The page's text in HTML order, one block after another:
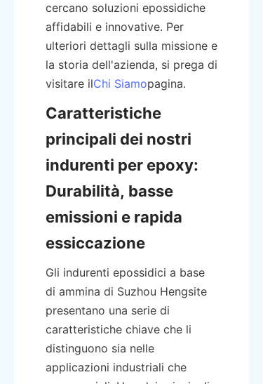
cercano soluzioni epossidiche
affidabili e innovative. Per
ulteriori dettagli sulla missione e
la storia dell'azienda, si prega di
visitare ilChi Siamopagina.
Caratteristiche
principali dei nostri
indurenti per epoxy:
Durabilità, basse
emissioni e rapida
essiccazione
Gli indurenti epossidici a base
di ammina di Suzhou Hengsite
presentano una serie di
caratteristiche chiave che li
distinguono sia nelle
applicazioni industriali che